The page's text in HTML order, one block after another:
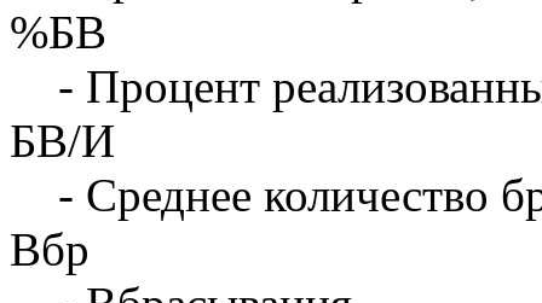
%БВ
- Процент
БВ/И
- Среднее количество
Вбр